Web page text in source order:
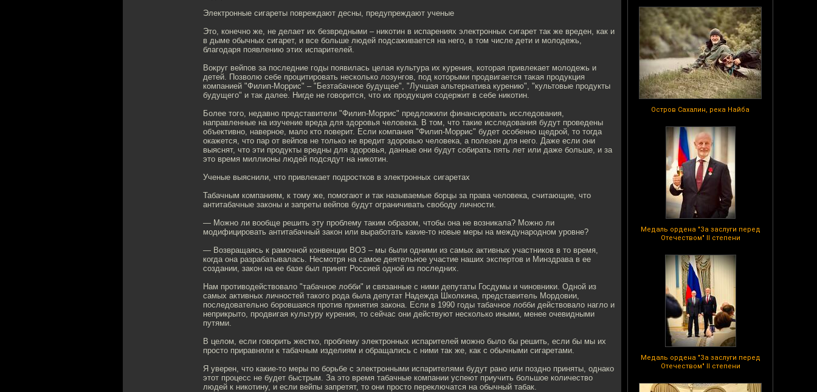
Остров Сахалин, река Найба
Медаль ордена "За заслуги перед
Отечеством" II степени
Медаль ордена "За заслуги перед
Отечеством" II степени
Электронные сигареты повреждают десны, предупреждают ученые
Это, конечно же, не делает их безвредными – никотин в испарениях электронных сигарет так же вреден, как и
в дыме обычных сигарет, и все больше людей подсаживается на него, в том числе дети и молодежь,
благодаря появлению этих испарителей.
Вокруг вейпов за последние годы появилась целая культура их курения, которая привлекает молодежь и
детей. Позволю себе процитировать несколько лозунгов, под которыми продвигается такая продукция
компанией "Филип-Моррис" – "Безтабачное будущее", "Лучшая альтернатива курению", "культовые продукты
будущего" и так далее. Нигде не говорится, что их продукция содержит в себе никотин.
Более того, недавно представители "Филип-Моррис" предложили финансировать исследования,
направленные на изучение вреда для здоровья человека. В том, что такие исследования будут проведены
объективно, наверное, мало кто поверит. Если компания "Филип-Моррис" будет особенно щедрой, то тогда
окажется, что пар от вейпов не только не вредит здоровью человека, а полезен для него. Даже если они
выяснят, что эти продукты вредны для здоровья, данные они будут собирать пять лет или даже больше, и за
это время миллионы людей подсядут на никотин.
Ученые выяснили, что привлекает подростков в электронных сигаретах
Табачным компаниям, к тому же, помогают и так называемые борцы за права человека, считающие, что
антитабачные законы и запреты вейпов будут ограничивать свободу личности.
— Можно ли вообще решить эту проблему таким образом, чтобы она не возникала? Можно ли
модифицировать антитабачный закон или выработать какие-то новые меры на международном уровне?
— Возвращаясь к рамочной конвенции ВОЗ – мы были одними из самых активных участников в то время,
когда она разрабатывалась. Несмотря на самое деятельное участие наших экспертов и Минздрава в ее
создании, закон на ее базе был принят Россией одной из последних.
Нам противодействовало "табачное лобби" и связанные с ними депутаты Госдумы и чиновники. Одной из
самых активных личностей такого рода была депутат Надежда Школкина, представитель Мордовии,
последовательно боровшаяся против принятия закона. Если в 1990 годы табачное лобби действовало нагло и
неприкрыто, продвигая культуру курения, то сейчас они действуют несколько иными, менее очевидными
путями.
В целом, если говорить жестко, проблему электронных испарителей можно было бы решить, если бы мы их
просто приравняли к табачным изделиям и обращались с ними так же, как с обычными сигаретами.
Я уверен, что какие-то меры по борьбе с электронными испарителями будут рано или поздно приняты, однако
этот процесс не будет быстрым. За это время табачные компании успеют приучить большое количество
людей к никотину, и если вейпы запретят, то они просто переключатся на обычный табак.